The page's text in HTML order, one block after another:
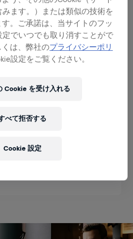
サダー
ます。）または類似の技術を
。ご承諾は、当サイトのフッ
定でいつでも取り消すことがで
くは、弊社のプライバシーポリ
設定をご覧ください。
べて拒否する
Cookie を受け入れる
Cookie 設定